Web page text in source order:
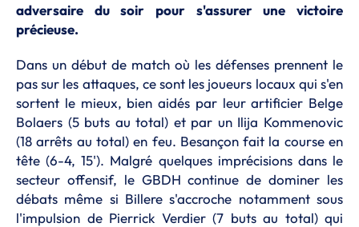
adversaire du soir pour s'assurer une victoire
précieuse.
Dans un début de match où les défenses prennent le
pas sur les attaques, ce sont les joueurs locaux qui s'en
sortent le mieux, bien aidés par leur artificier Belge
Bolaers (5 buts au total) et par un Ilija Kommenovic
(18 arrêts au total) en feu. Besançon fait la course en
tête (6-4, 15'). Malgré quelques imprécisions dans le
secteur offensif, le GBDH continue de dominer les
débats même si Billere s'accroche notamment sous
l'impulsion de Pierrick Verdier (7 buts au total) qui